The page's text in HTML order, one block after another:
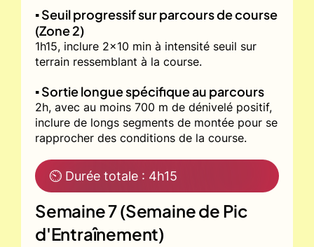
▪️ Seuil progressif sur parcours de course
(Zone 2)
1h15, inclure 2x10 min à intensité seuil sur
terrain ressemblant à la course.
▪️ Sortie longue spécifique au parcours
2h, avec au moins 700 m de dénivelé positif,
inclure de longs segments de montée pour se
rapprocher des conditions de la course.
⏲ Durée totale : 4h15
Semaine 7 (Semaine de Pic
d'Entraînement)